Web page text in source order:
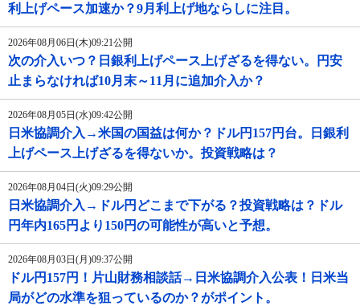
利上げペース加速か？9月利上げ地ならしに注目。
2026年08月06日(木)09:21公開
次の介入いつ？日銀利上げペース上げざるを得ない。円安
止まらなければ10月末～11月に追加介入か？
2026年08月05日(水)09:42公開
日米協調介入→米国の国益は何か？ドル円157円台。日銀利
上げペース上げざるを得ないか。投資戦略は？
2026年08月04日(火)09:29公開
日米協調介入→ドル円どこまで下がる？投資戦略は？ドル
円年内165円より150円の可能性が高いと予想。
2026年08月03日(月)09:37公開
ドル円157円！片山財務相談話→日米協調介入公表！日米当
局がどの水準を狙っているのか？がポイント。